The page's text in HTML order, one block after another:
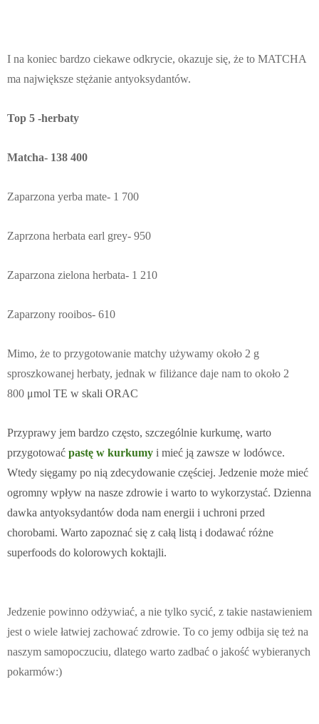
I na koniec bardzo ciekawe odkrycie, okazuje się, że to MATCHA
ma największe stężanie antyoksydantów.
Top 5 -herbaty
Matcha- 138 400
Zaparzona yerba mate- 1 700
Zaprzona herbata earl grey- 950
Zaparzona zielona herbata- 1 210
Zaparzony rooibos- 610
Mimo, że to przygotowanie matchy używamy około 2 g
sproszkowanej herbaty, jednak w filiżance daje nam to około 2
800 μmol TE w skali ORAC
Przyprawy jem bardzo często, szczególnie kurkumę, warto
przygotować pastę w kurkumy i mieć ją zawsze w lodówce.
Wtedy sięgamy po nią zdecydowanie częściej. Jedzenie może mieć
ogromny wpływ na nasze zdrowie i warto to wykorzystać. Dzienna
dawka antyoksydantów doda nam energii i uchroni przed
chorobami. Warto zapoznać się z całą listą i dodawać różne
superfoods do kolorowych koktajli.
Jedzenie powinno odżywiać, a nie tylko sycić, z takie nastawieniem
jest o wiele łatwiej zachować zdrowie. To co jemy odbija się też na
naszym samopoczuciu, dlatego warto zadbać o jakość wybieranych
pokarmów:)